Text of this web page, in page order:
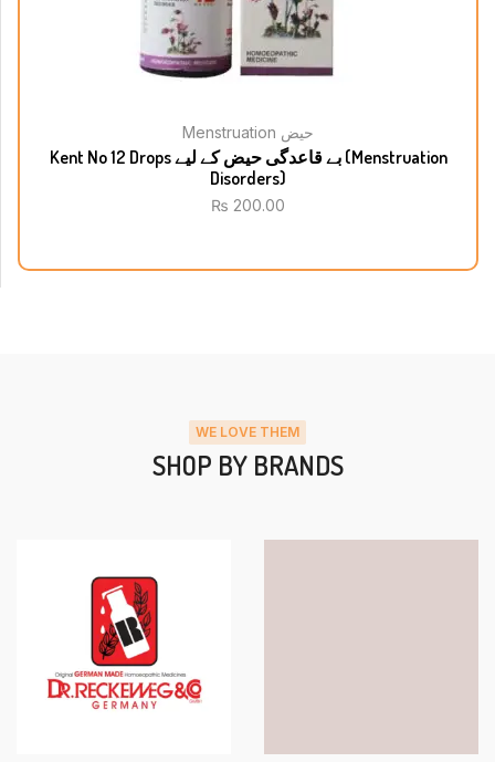
Menstruation حیض
Kent No 12 Drops بے قاعدگی حیض کے لیے (Menstruation
Disorders)
₨ 200.00
WE LOVE THEM
SHOP BY BRANDS